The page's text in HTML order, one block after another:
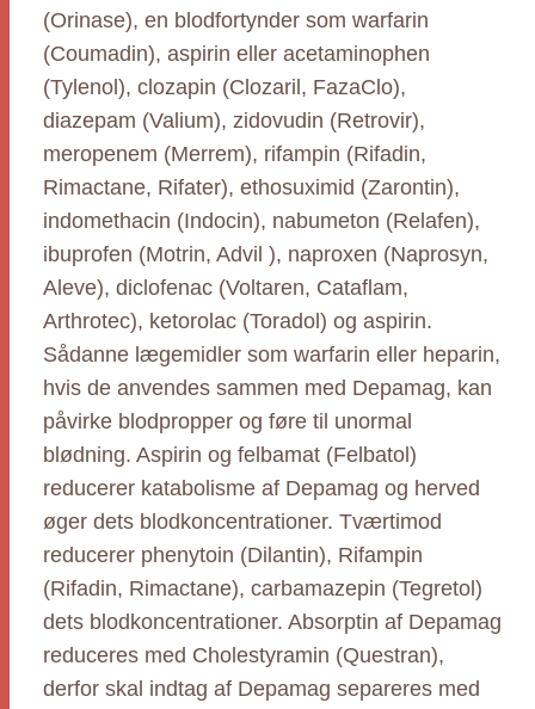
(Orinase), en blodfortynder som warfarin
(Coumadin), aspirin eller acetaminophen
(Tylenol), clozapin (Clozaril, FazaClo),
diazepam (Valium), zidovudin (Retrovir),
meropenem (Merrem), rifampin (Rifadin,
Rimactane, Rifater), ethosuximid (Zarontin),
indomethacin (Indocin), nabumeton (Relafen),
ibuprofen (Motrin, Advil ), naproxen (Naprosyn,
Aleve), diclofenac (Voltaren, Cataflam,
Arthrotec), ketorolac (Toradol) og aspirin.
Sådanne lægemidler som warfarin eller heparin,
hvis de anvendes sammen med Depamag, kan
påvirke blodpropper og føre til unormal
blødning. Aspirin og felbamat (Felbatol)
reducerer katabolisme af Depamag og herved
øger dets blodkoncentrationer. Tværtimod
reducerer phenytoin (Dilantin), Rifampin
(Rifadin, Rimactane), carbamazepin (Tegretol)
dets blodkoncentrationer. Absorptin af Depamag
reduceres med Cholestyramin (Questran),
derfor skal indtag af Depamag separeres med